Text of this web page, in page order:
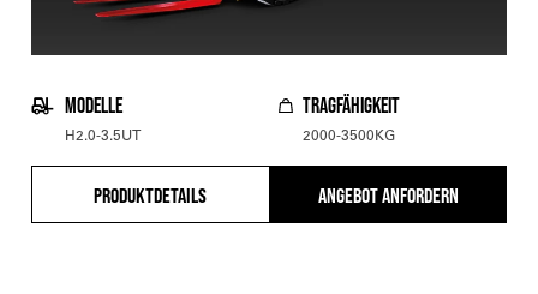
MODELLE
H2.0-3.5UT
TRAGFÄHIGKEIT
2000-3500KG
PRODUKTDETAILS ANGEBOT ANFORDERN